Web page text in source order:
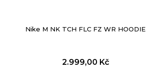
Nike M NK TCH FLC FZ WR HOODIE
2.999,00 Kč